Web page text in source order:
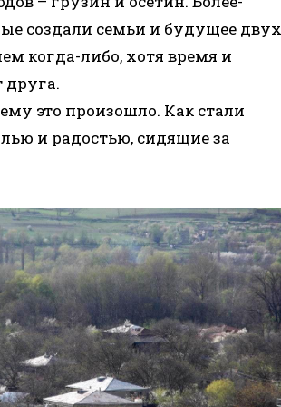
создали семьи и будущее двух
когда-либо, хотя время и
друга.
это произошло. Как стали
и радостью, сидящие за